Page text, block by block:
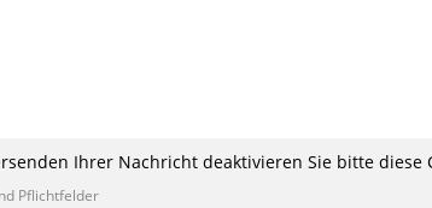
Ihrer Nachricht deaktivieren Sie bitte diese
Pflichtfelder